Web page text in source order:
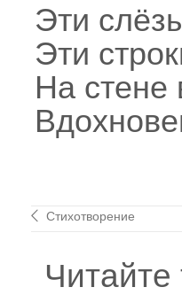
Эти
Эти
На
Стихотворение
Читайте